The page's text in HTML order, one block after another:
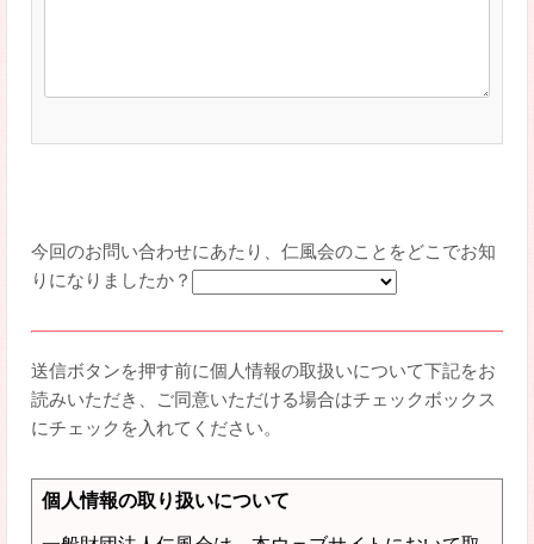
今回のお問い合わせにあたり、仁風会のことをどこでお知
りになりましたか？
送信ボタンを押す前に個人情報の取扱いについて下記をお
読みいただき、ご同意いただける場合はチェックボックス
にチェックを入れてください。